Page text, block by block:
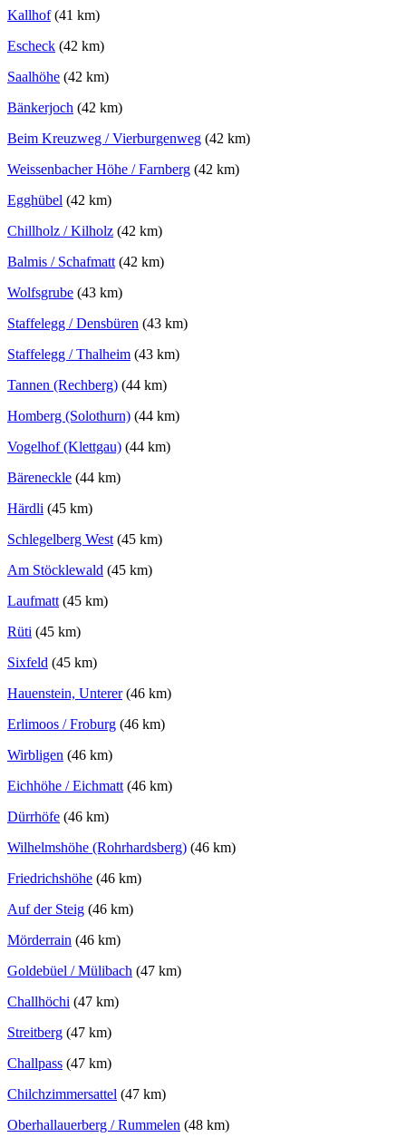
Kallhof(41 km)
Escheck (42 km)
Saalhöhe (42 km)
Bänkerjoch (42 km)
Beim Kreuzweg / Vierburgenweg (42 km)
Weissenbacher Höhe / Farnberg (42 km)
Egghübel (42 km)
Chillholz / Kilholz (42 km)
Balmis / Schafmatt(42 km)
Wolfsgrube (43 km)
Staffelegg / Densbüren (43 km)
Staffelegg / Thalheim (43 km)
Tannen (Rechberg) (44 km)
Homberg (Solothurn) (44 km)
Vogelhof (Klettgau) (44 km)
Bäreneckle (44 km)
Härdli (45 km)
Schlegelberg West(45 km)
Am Stöcklewald (45 km)
Laufmatt(45 km)
Rüti (45 km)
Sixfeld (45 km)
Hauenstein, Unterer(46 km)
Erlimoos / Froburg (46 km)
Wirbligen (46 km)
Eichhöhe / Eichmatt(46 km)
Dürrhöfe (46 km)
Wilhelmshöhe (Rohrhardsberg) (46 km)
Friedrichshöhe (46 km)
Auf der Steig (46 km)
Mörderrain (46 km)
Goldebüel / Mülibach (47 km)
Challhöchi (47 km)
Streitberg (47 km)
Challpass (47 km)
Chilchzimmersattel (47 km)
Oberhallauerberg / Rummelen (48 km)